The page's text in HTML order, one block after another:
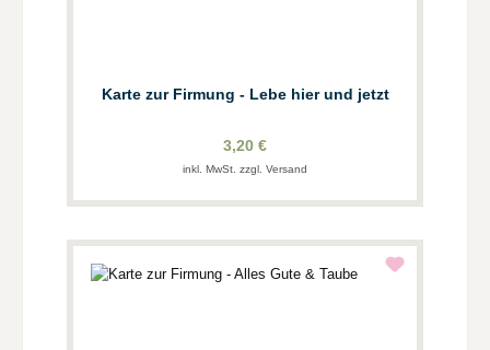
Karte zur Firmung - Lebe hier und jetzt
3,20 €
inkl. MwSt. zzgl. Versand